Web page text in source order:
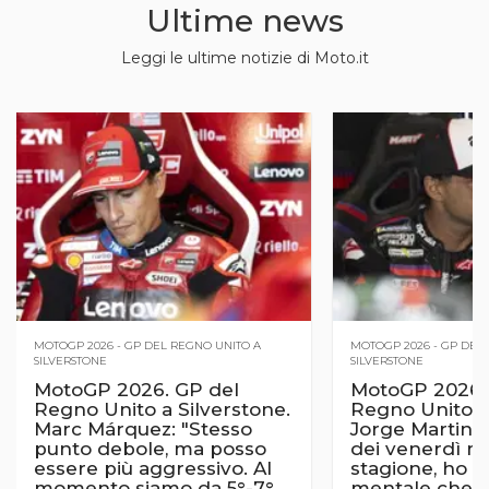
Ultime news
Leggi le ultime notizie di Moto.it
MOTOGP 2026 - GP DEL REGNO UNITO A
SILVERSTONE
MotoGP 2026. GP del
Regno Unito a Silverstone.
Marc Márquez: "Stesso
punto debole, ma posso
essere più aggressivo. Al
MOTOGP 2026 - GP DEL
SILVERSTONE
MotoGP
Regno Unito
Jorge Martin
dei venerdì
stagione, ho